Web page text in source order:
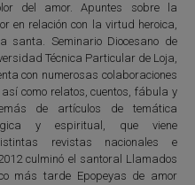
del amor. Apuntes sobre la
en relación con la virtud heroica,
santa. Seminario Diocesano de
Técnica Particular de Loja,
con numerosas colaboraciones
como relatos, cuentos, fábula y
de artículos de temática
y espiritual, que viene
revistas nacionales e
culminó el santoral Llamados
más tarde Epopeyas de amor